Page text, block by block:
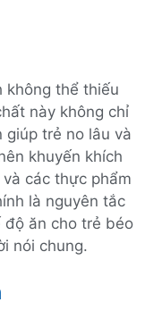
không thể thiếu
này không chỉ
giúp trẻ no lâu và
khuyến khích
các thực phẩm
là nguyên tắc
độ ăn cho trẻ béo
nói chung.